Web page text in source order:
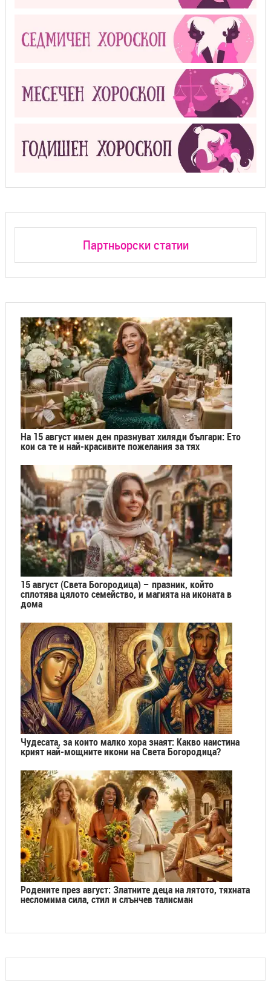
Партньорски статии
На 15 август имен ден празнуват хиляди българи: Ето
кои са те и най-красивите пожелания за тях
15 август (Света Богородица) – празник, който
сплотява цялото семейство, и магията на иконата в
дома
Чудесата, за които малко хора знаят: Какво наистина
крият най-мощните икони на Света Богородица?
Родените през август: Златните деца на лятото, тяхната
несломима сила, стил и слънчев талисман